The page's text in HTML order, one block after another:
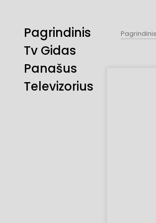
Pagrindinis
Tv Gidas
Panašus
Televizorius
Pagrindinis